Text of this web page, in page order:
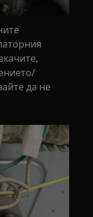
да не